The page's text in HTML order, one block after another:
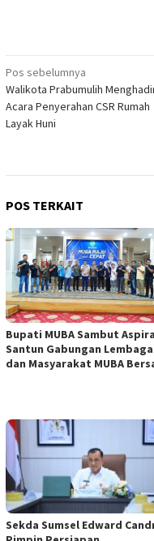
Navigasi
pos
Pos sebelumnya
Walikota Prabumulih
Acara Penyerahan CSR Rumah
Layak Huni
POS TERKAIT
Bupati MUBA Sambut
Santun Gabungan Lembaga
dan Masyarakat MUBA
Sekda Sumsel Edward